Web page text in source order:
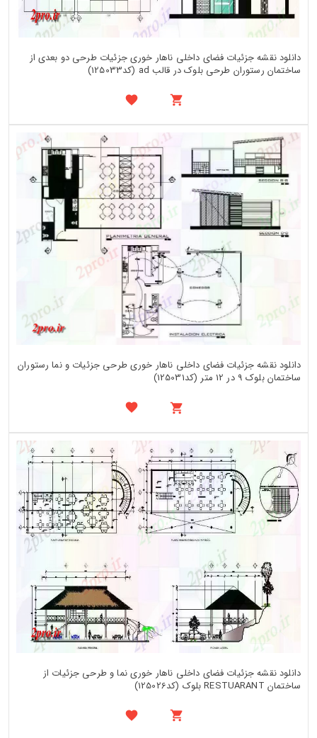
دانلود نقشه جزئیات فضای داخلی ناهار خوری جزئیات طرحی دو بعدی از
ساختمان رستوران طرحی بلوک در قالب ad (کد125033)
دانلود نقشه جزئیات فضای داخلی ناهار خوری طرحی جزئیات و نما رستوران
ساختمان بلوک 9 در 12 متر (کد125031)
دانلود نقشه جزئیات فضای داخلی ناهار خوری نما و طرحی جزئیات از
ساختمان RESTUARANT بلوک (کد125026)